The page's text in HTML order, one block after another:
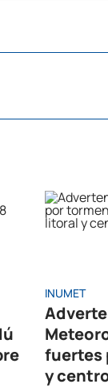
INUMET
fuertes
y